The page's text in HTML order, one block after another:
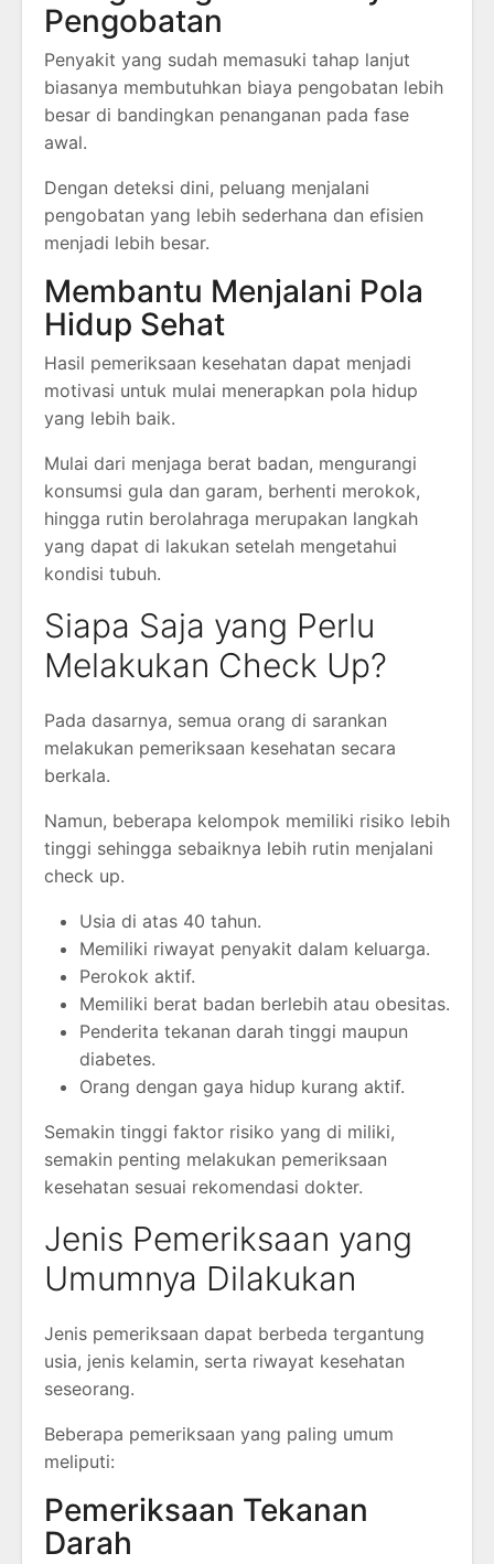
Pengobatan
Penyakit yang sudah memasuki tahap lanjut
biasanya membutuhkan biaya pengobatan lebih
besar di bandingkan penanganan pada fase
awal.
Dengan deteksi dini, peluang menjalani
pengobatan yang lebih sederhana dan efisien
menjadi lebih besar.
Membantu Menjalani Pola
Hidup Sehat
Hasil pemeriksaan kesehatan dapat menjadi
motivasi untuk mulai menerapkan pola hidup
yang lebih baik.
Mulai dari menjaga berat badan, mengurangi
konsumsi gula dan garam, berhenti merokok,
hingga rutin berolahraga merupakan langkah
yang dapat di lakukan setelah mengetahui
kondisi tubuh.
Siapa Saja yang Perlu
Melakukan Check Up?
Pada dasarnya, semua orang di sarankan
melakukan pemeriksaan kesehatan secara
berkala.
Namun, beberapa kelompok memiliki risiko lebih
tinggi sehingga sebaiknya lebih rutin menjalani
check up.
Usia di atas 40 tahun.
Memiliki riwayat penyakit dalam keluarga.
Perokok aktif.
Memiliki berat badan berlebih atau obesitas.
Penderita tekanan darah tinggi maupun
diabetes.
Orang dengan gaya hidup kurang aktif.
Semakin tinggi faktor risiko yang di miliki,
semakin penting melakukan pemeriksaan
kesehatan sesuai rekomendasi dokter.
Jenis Pemeriksaan yang
Umumnya Dilakukan
Jenis pemeriksaan dapat berbeda tergantung
usia, jenis kelamin, serta riwayat kesehatan
seseorang.
Beberapa pemeriksaan yang paling umum
meliputi:
Pemeriksaan Tekanan
Darah